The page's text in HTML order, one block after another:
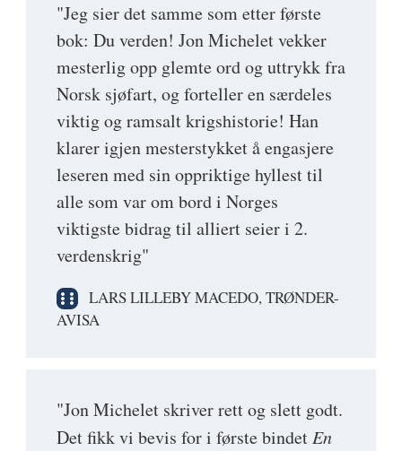
"Jeg sier det samme som etter første
bok: Du verden! Jon Michelet vekker
mesterlig opp glemte ord og uttrykk fra
Norsk sjøfart, og forteller en særdeles
viktig og ramsalt krigshistorie! Han
klarer igjen mesterstykket å engasjere
leseren med sin oppriktige hyllest til
alle som var om bord i Norges
viktigste bidrag til alliert seier i 2.
verdenskrig"
LARS LILLEBY MACEDO, TRØNDER-
AVISA
"Jon Michelet skriver rett og slett godt.
Det fikk vi bevis for i første bindet En